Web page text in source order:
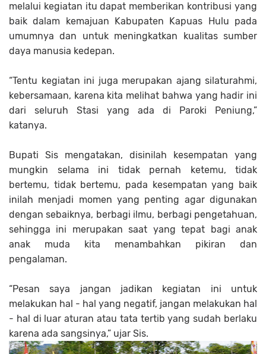
melalui kegiatan itu dapat memberikan kontribusi yang
baik dalam kemajuan Kabupaten Kapuas Hulu pada
umumnya dan untuk meningkatkan kualitas sumber
daya manusia kedepan.
“Tentu kegiatan ini juga merupakan ajang silaturahmi,
kebersamaan, karena kita melihat bahwa yang hadir ini
dari seluruh Stasi yang ada di Paroki Peniung,”
katanya.
Bupati Sis mengatakan, disinilah kesempatan yang
mungkin selama ini tidak pernah ketemu, tidak
bertemu, tidak bertemu, pada kesempatan yang baik
inilah menjadi momen yang penting agar digunakan
dengan sebaiknya, berbagi ilmu, berbagi pengetahuan,
sehingga ini merupakan saat yang tepat bagi anak
anak muda kita menambahkan pikiran dan
pengalaman.
“Pesan saya jangan jadikan kegiatan ini untuk
melakukan hal - hal yang negatif, jangan melakukan hal
- hal di luar aturan atau tata tertib yang sudah berlaku
karena ada sangsinya,” ujar Sis.